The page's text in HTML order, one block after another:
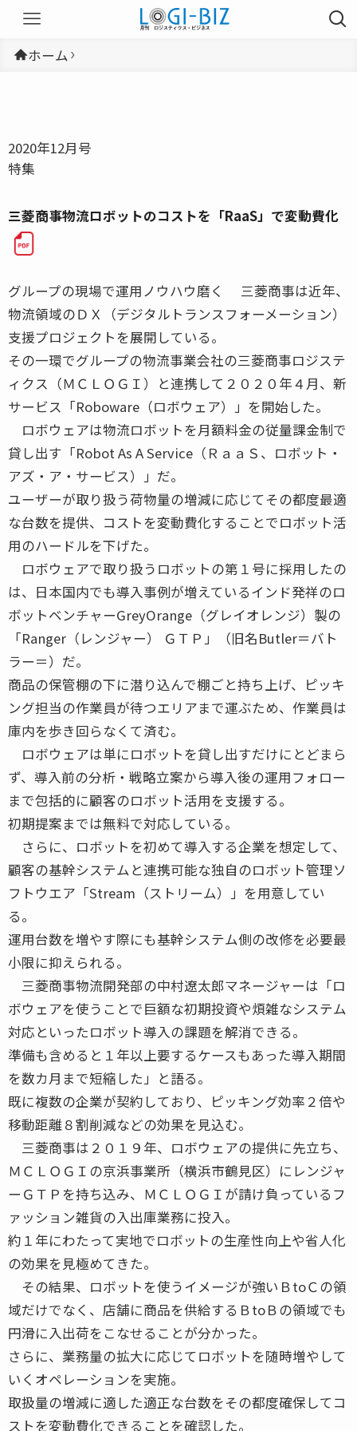
ホーム
2020年12月号
特集
三菱商事物流ロボットのコストを「RaaS」で変動費化
グループの現場で運用ノウハウ磨く 三菱商事は近年、
物流領域のＤＸ（デジタルトランスフォーメーション）
支援プロジェクトを展開している。
その一環でグループの物流事業会社の三菱商事ロジステ
ィクス（ＭＣＬＯＧＩ）と連携して２０２０年４月、新
サービス「Roboware（ロボウェア）」を開始した。
ロボウェアは物流ロボットを月額料金の従量課金制で
貸し出す「Robot As A Service（ＲａａＳ、ロボット・
アズ・ア・サービス）」だ。
ユーザーが取り扱う荷物量の増減に応じてその都度最適
な台数を提供、コストを変動費化することでロボット活
用のハードルを下げた。
ロボウェアで取り扱うロボットの第１号に採用したの
は、日本国内でも導入事例が増えているインド発祥のロ
ボットベンチャーGreyOrange（グレイオレンジ）製の
「Ranger（レンジャー） ＧＴＰ」（旧名Butler＝バト
ラー＝）だ。
商品の保管棚の下に潜り込んで棚ごと持ち上げ、ピッキ
ング担当の作業員が待つエリアまで運ぶため、作業員は
庫内を歩き回らなくて済む。
ロボウェアは単にロボットを貸し出すだけにとどまら
ず、導入前の分析・戦略立案から導入後の運用フォロー
まで包括的に顧客のロボット活用を支援する。
初期提案までは無料で対応している。
さらに、ロボットを初めて導入する企業を想定して、
顧客の基幹システムと連携可能な独自のロボット管理ソ
フトウエア「Stream（ストリーム）」を用意してい
る。
運用台数を増やす際にも基幹システム側の改修を必要最
小限に抑えられる。
三菱商事物流開発部の中村遼太郎マネージャーは「ロ
ボウェアを使うことで巨額な初期投資や煩雑なシステム
対応といったロボット導入の課題を解消できる。
準備も含めると１年以上要するケースもあった導入期間
を数カ月まで短縮した」と語る。
既に複数の企業が契約しており、ピッキング効率２倍や
移動距離８割削減などの効果を見込む。
三菱商事は２０１９年、ロボウェアの提供に先立ち、
ＭＣＬＯＧＩの京浜事業所（横浜市鶴見区）にレンジャ
ーＧＴＰを持ち込み、ＭＣＬＯＧＩが請け負っているフ
ァッション雑貨の入出庫業務に投入。
約１年にわたって実地でロボットの生産性向上や省人化
の効果を見極めてきた。
その結果、ロボットを使うイメージが強いＢtoＣの領
域だけでなく、店舗に商品を供給するＢtoＢの領域でも
円滑に入出荷をこなせることが分かった。
さらに、業務量の拡大に応じてロボットを随時増やして
いくオペレーションを実施。
取扱量の増減に適した適正な台数をその都度確保してコ
ストを変動費化できることを確認した。